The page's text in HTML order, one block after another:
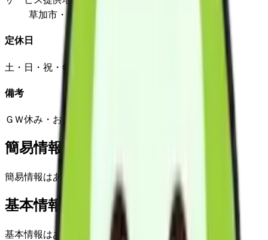
草加市・川口市・八潮市・越谷市
定休日
土・日・祝・年末年始（12月30日－1月1日)
備考
ＧＷ休み・お盆休みあり
簡易情報
簡易情報はありません
基本情報(詳細)
基本情報はありません